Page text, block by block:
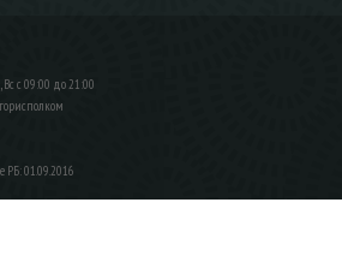
Вс c 09:00 до 21:00
РБ: 01.09.2016